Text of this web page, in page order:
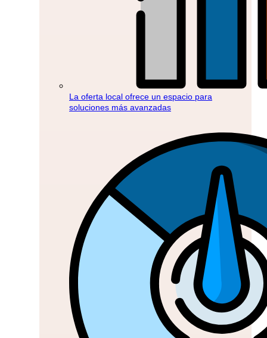
La oferta local ofrece un espacio para
soluciones más avanzadas